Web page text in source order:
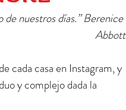
de nuestros días.” Berenice
Abbott
cada casa en Instagram, y
y complejo dada la